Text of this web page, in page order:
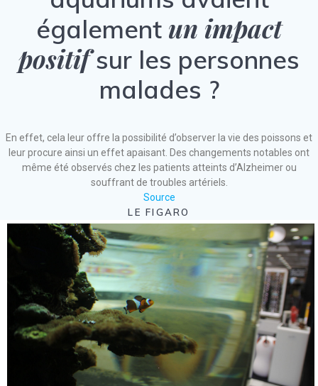
également un impact
positifsur les personnes
malades ?
En effet, cela leur offre la possibilité d’observer la vie des poissons et
leur procure ainsi un effet apaisant. Des changements notables ont
même été observés chez les patients atteints d’Alzheimer ou
souffrant de troubles artériels.
Source
LE FIGARO